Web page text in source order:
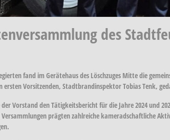
des
fand im Gerätehaus des Löschzuges Mitte die
ersten Vorsitzenden, Stadtbrandinspektor Tobias Tenk,
der Vorstand den Tätigkeitsbericht für die Jahre 2024 und
Versammlungen prägten zahlreiche kameradschaftliche